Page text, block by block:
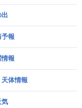
予報
情報
体情報
気